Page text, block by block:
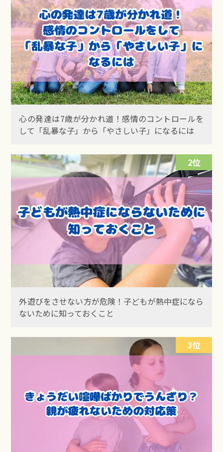
心の発達は7歳が分かれ道！感情のコントロールを
して「乱暴な子」から「やさしい子」になるには
2位
外遊びをさせない方が危険！子どもが熱中症になら
ないために知っておくこと
3位